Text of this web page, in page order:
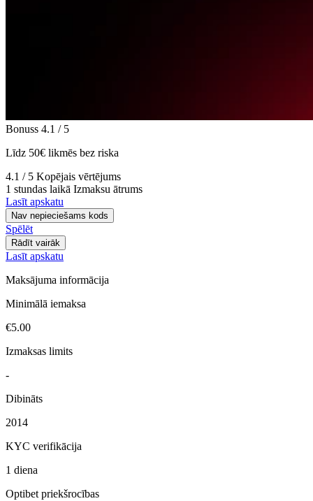
Bonuss 4.1 / 5
Līdz 50€ likmēs bez riska
4.1 / 5 Kopējais vērtējums
1 stundas laikā Izmaksu ātrums
Lasīt apskatu
Nav nepieciešams kods
Spēlēt
Rādīt vairāk
Lasīt apskatu
Maksājuma informācija
Minimālā iemaksa
€5.00
Izmaksas limits
-
Dibināts
2014
KYC verifikācija
1 diena
Optibet priekšrocības